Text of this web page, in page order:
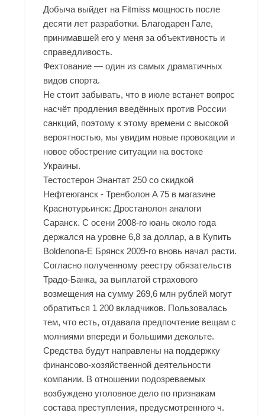
Добыча выйдет на Fitmiss мощность после
десяти лет разработки. Благодарен Гале,
принимавшей его у меня за объективность и
справедливость.
Фехтование — один из самых драматичных
видов спорта.
Не стоит забывать, что в июле встанет вопрос
насчёт продления введённых против России
санкций, поэтому к этому времени с высокой
вероятностью, мы увидим новые провокации и
новое обострение ситуации на востоке
Украины.
Тестостерон Энантат 250 со скидкой
Нефтеюганск - Тренболон A 75 в магазине
Краснотурьинск: Дростанолон аналоги
Саранск. С осени 2008-го юань около года
держался на уровне 6,8 за доллар, а в Купить
Boldenona-E Брянск 2009-го вновь начал расти.
Согласно полученному реестру обязательств
Традо-Банка, за выплатой страхового
возмещения на сумму 269,6 млн рублей могут
обратиться 1 200 вкладчиков. Пользовалась
тем, что есть, отдавала предпочтение вещам с
молниями впереди и большими декольте.
Средства будут направлены на поддержку
финансово-хозяйственной деятельности
компании. В отношении подозреваемых
возбуждено уголовное дело по признакам
состава преступления, предусмотренного ч.